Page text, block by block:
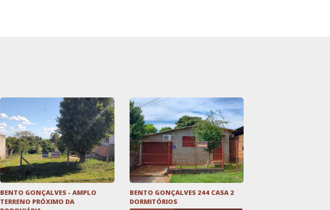
BENTO GONÇALVES - AMPLO
TERRENO PRÓXIMO DA
BENTO GONÇALVES 244 CASA 2
DORMITÓRIOS